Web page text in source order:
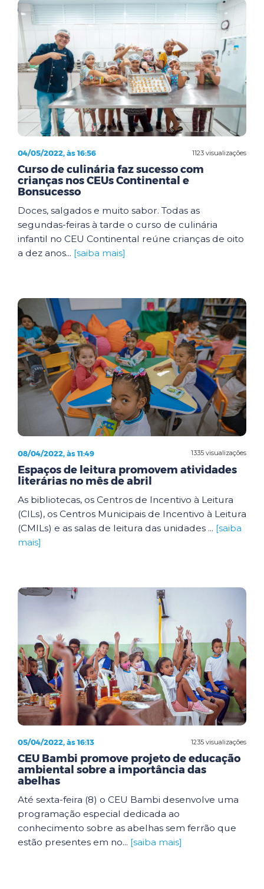
1123 visualizações
04/05/2022, às 16:56
Curso de culinária faz sucesso com
crianças nos CEUs Continental e
Bonsucesso
Doces, salgados e muito sabor. Todas as
segundas-feiras à tarde o curso de culinária
infantil no CEU Continental reúne crianças de oito
a dez anos... [saiba mais]
1335 visualizações
08/04/2022, às 11:49
Espaços de leitura promovem atividades
literárias no mês de abril
As bibliotecas, os Centros de Incentivo à Leitura
(CILs), os Centros Municipais de Incentivo à Leitura
(CMILs) e as salas de leitura das unidades ... [saiba
mais]
1235 visualizações
05/04/2022, às 16:13
CEU Bambi promove projeto de educação
ambiental sobre a importância das
abelhas
Até sexta-feira (8) o CEU Bambi desenvolve uma
programação especial dedicada ao
conhecimento sobre as abelhas sem ferrão que
estão presentes em no... [saiba mais]